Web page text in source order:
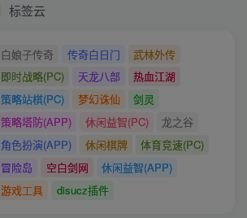
标签云
白娘子传奇 传奇白日门
武林外传
即时战略(PC)
天龙八部
热血江湖
策略站棋(PC)
梦幻诛仙
剑灵
策略塔防(APP)
休闲益智(PC)
龙之谷
角色扮演(APP)
休闲棋牌
体育竞速(PC)
冒险岛
空白剑网
休闲益智(APP)
游戏工具
disucz插件